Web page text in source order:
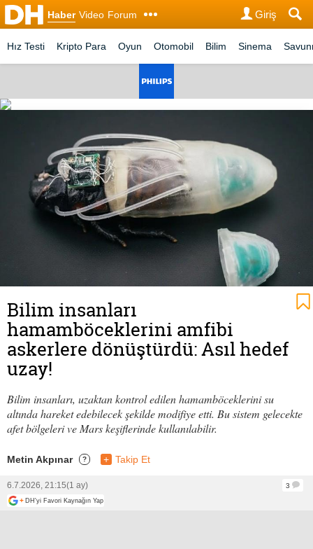
Haber Video Forum Giriş
Hız Testi Kripto Para Oyun Otomobil Bilim Sinema
Bilim insanları
hamamböceklerini amfibi
askerlere dönüştürdü: Asıl hedef
uzay!
Bilim insanları, uzaktan kontrol edilen hamamböceklerini su
altında hareket edebilecek şekilde modifiye etti. Bu sistem gelecekte
afet bölgeleri ve Mars keşiflerinde kullanılabilir.
Metin Akpınar ? + Takip Et
6.7.2026, 21:15(1 ay)
3
+ DH'yi Favori Kaynağın Yap